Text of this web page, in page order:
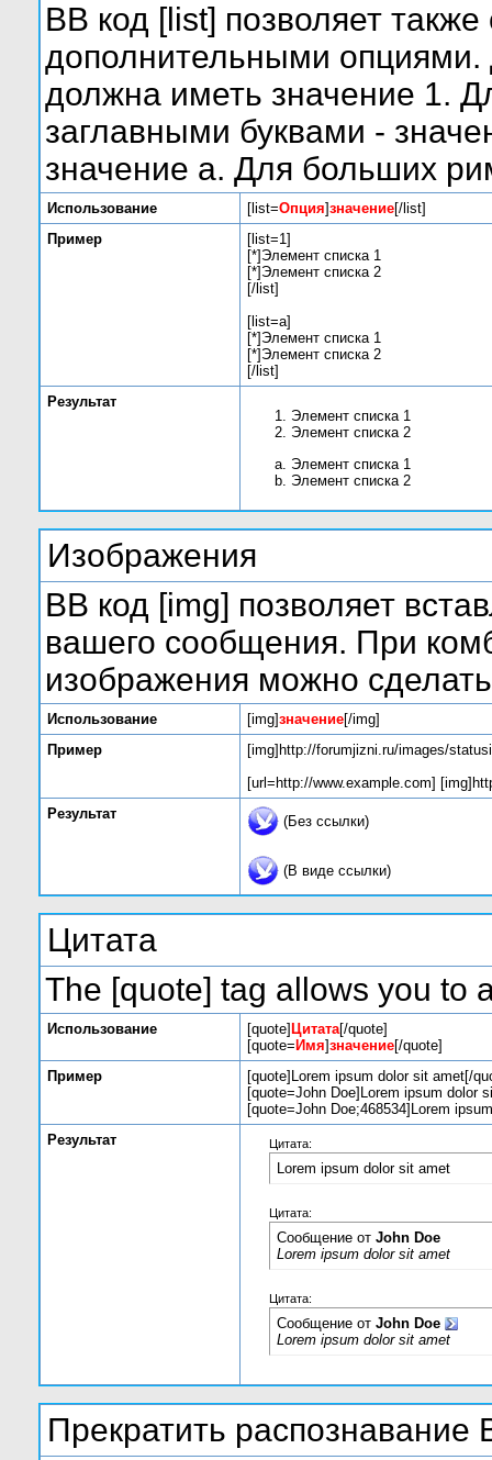
BB код [list] позволяет
дополнительными опциями.
должна иметь значение 1.
заглавными буквами -
значение а. Для больших
Использование [list=Опция]значение[/list]
Пример
[list=1]
[*]Элемент списка 1
[*]Элемент списка 2
[/list]
[list=a]
[*]Элемент списка 1
[*]Элемент списка 2
[/list]
Результат
Элемент списка 1
Элемент списка 2
Элемент списка 1
Элемент списка 2
Изображения
BB код [img] позволяет
вашего сообщения. При
изображения можно
Использование [img]значение[/img]
Пример
[img]http://forumjizni.ru/images/
[url=http://www.example.com]
Результат
(Без ссылки)
(В виде ссылки)
Цитата
The [quote] tag allows you to
Использование [quote] Цитата[/quote]
[quote= Имя]значение[/quote]
Пример
[quote]Lorem ipsum dolor sit amet[/
[quote=John Doe]Lorem ipsum dolor
[quote=John Doe;468534]Lorem
Результат
Цитата:
Lorem ipsum dolor sit amet
Цитата:
Сообщение от John Doe
Lorem ipsum dolor sit amet
Цитата:
Сообщение от John Doe
Lorem ipsum dolor sit amet
Прекратить распознавание